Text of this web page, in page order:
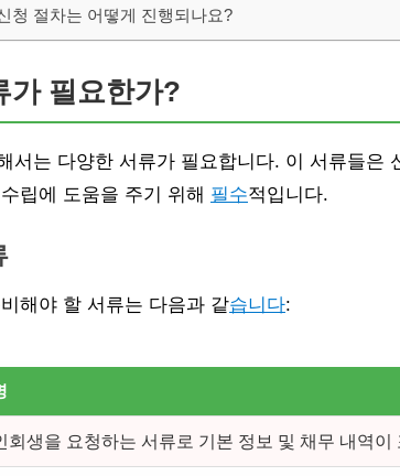
청 절차는 어떻게 진행되나요?
가 필요한가?
서는 다양한 서류가 필요합니다. 이 서류들은
립에 도움을 주기 위해 필수적입니다.
해야 할 서류는 다음과 같습니다:
회생을 요청하는 서류로 기본 정보 및 채무 내역이